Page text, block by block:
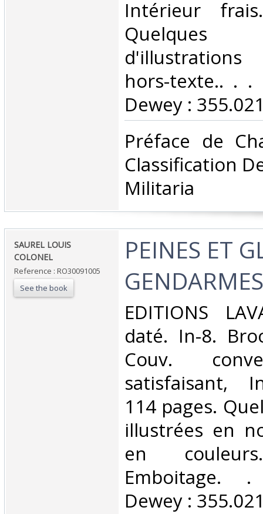
Intérieur
hors-texte.. . .
Dewey :
‎Préface de
Classification
Militaria‎
‎SAUREL LOUIS
COLONEL‎
Reference : RO30091005
See the book
‎PEINES ET
GENDARMES‎
‎EDITIONS
daté. In-8.
Couv.
satisfaisant,
114 pages.
illustrées en
en
Emboitage. .
Dewey :